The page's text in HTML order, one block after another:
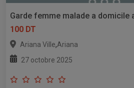
Garde femme malade a domicile
100 DT
Ariana Ville,Ariana
27 octobre 2025